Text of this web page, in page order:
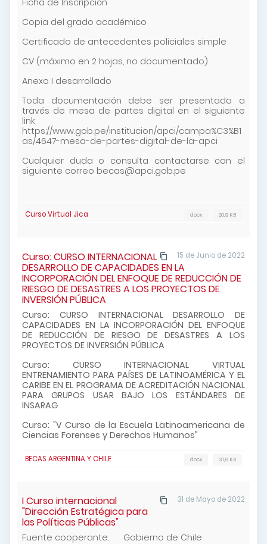
Ficha de Inscripción
Copia del grado académico
Certificado de antecedentes policiales simple
CV (máximo en 2 hojas, no documentado).
Anexo I desarrollado
Toda documentación debe ser presentada a
través de mesa de partes digital en el siguiente
link
https://www.gob.pe/institucion/apci/campa%C3%B1
as/4647-mesa-de-partes-digital-de-la-apci
Cualquier duda o consulta contactarse con el
siguiente correo becas@apci.gob.pe
Curso Virtual Jica 20,9 KB
docx
15 de Junio de 2022
Curso: CURSO INTERNACIONAL
DESARROLLO DE CAPACIDADES EN LA
INCORPORACIÓN DEL ENFOQUE DE REDUCCIÓN DE
RIESGO DE DESASTRES A LOS PROYECTOS DE
INVERSIÓN PÚBLICA
Curso: CURSO INTERNACIONAL DESARROLLO DE
CAPACIDADES EN LA INCORPORACIÓN DEL ENFOQUE
DE REDUCCIÓN DE RIESGO DE DESASTRES A LOS
PROYECTOS DE INVERSIÓN PÚBLICA
Curso: CURSO INTERNACIONAL VIRTUAL
ENTRENAMIENTO PARA PAÍSES DE LATINOAMÉRICA Y EL
CARIBE EN EL PROGRAMA DE ACREDITACIÓN NACIONAL
PARA GRUPOS USAR BAJO LOS ESTÁNDARES DE
INSARAG
Curso: "V Curso de la Escuela Latinoamericana de
Ciencias Forenses y Derechos Humanos"
BECAS ARGENTINA Y CHILE 31,6 KB
docx
31 de Mayo de 2022
I Curso internacional
"Dirección Estratégica para
las Políticas Públicas"
Fuente cooperante: Gobierno de Chile